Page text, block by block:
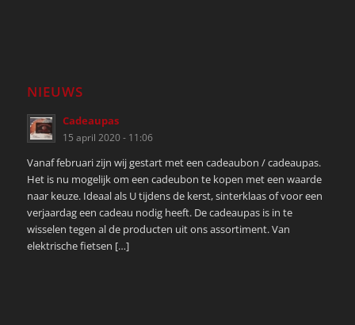
NIEUWS
Cadeaupas
15 april 2020 - 11:06
Vanaf februari zijn wij gestart met een cadeaubon / cadeaupas.
Het is nu mogelijk om een cadeubon te kopen met een waarde
naar keuze. Ideaal als U tijdens de kerst, sinterklaas of voor een
verjaardag een cadeau nodig heeft. De cadeaupas is in te
wisselen tegen al de producten uit ons assortiment. Van
elektrische fietsen […]